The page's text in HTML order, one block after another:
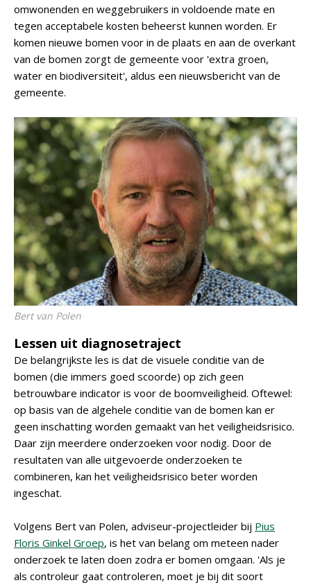
omwonenden en weggebruikers in voldoende mate en
tegen acceptabele kosten beheerst kunnen worden. Er
komen nieuwe bomen voor in de plaats en aan de overkant
van de bomen zorgt de gemeente voor 'extra groen,
water en biodiversiteit', aldus een nieuwsbericht van de
gemeente.
Bert van Polen
Lessen uit diagnosetraject
De belangrijkste les is dat de visuele conditie van de
bomen (die immers goed scoorde) op zich geen
betrouwbare indicator is voor de boomveiligheid. Oftewel:
op basis van de algehele conditie van de bomen kan er
geen inschatting worden gemaakt van het veiligheidsrisico.
Daar zijn meerdere onderzoeken voor nodig. Door de
resultaten van alle uitgevoerde onderzoeken te
combineren, kan het veiligheidsrisico beter worden
ingeschat.
Volgens Bert van Polen, adviseur-projectleider bij Pius
Floris Ginkel Groep, is het van belang om meteen nader
onderzoek te laten doen zodra er bomen omgaan. 'Als je
als controleur gaat controleren, moet je bij dit soort